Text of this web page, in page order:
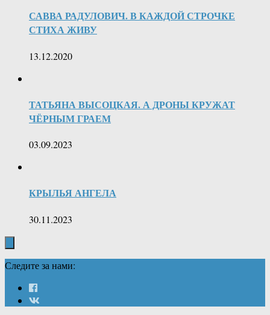
САВВА РАДУЛОВИЧ. В КАЖДОЙ СТРОЧКЕ
СТИХА ЖИВУ
13.12.2020
ТАТЬЯНА ВЫСОЦКАЯ. А ДРОНЫ КРУЖАТ
ЧЁРНЫМ ГРАЕМ
03.09.2023
КРЫЛЬЯ АНГЕЛА
30.11.2023
Следите за нами: